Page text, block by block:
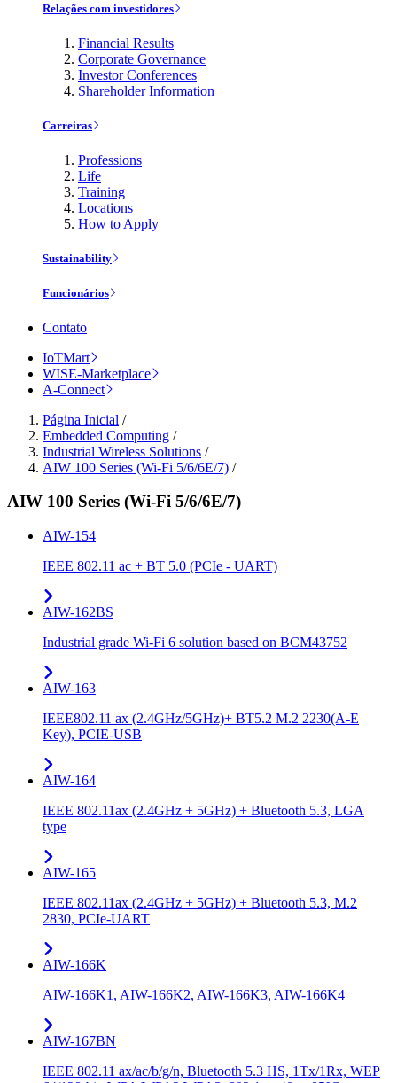
Relações com investidores
Financial Results
Corporate Governance
Investor Conferences
Shareholder Information
Carreiras
Professions
Life
Training
Locations
How to Apply
Sustainability
Funcionários
Contato
IoTMart
WISE-Marketplace
A-Connect
Página Inicial /
Embedded Computing /
Industrial Wireless Solutions /
AIW 100 Series (Wi-Fi 5/6/6E/7) /
AIW 100 Series (Wi-Fi 5/6/6E/7)
AIW-154
IEEE 802.11 ac + BT 5.0 (PCIe - UART)
AIW-162BS
Industrial grade Wi-Fi 6 solution based on BCM43752
AIW-163
IEEE802.11 ax (2.4GHz/5GHz)+ BT5.2 M.2 2230(A-E
Key), PCIE-USB
AIW-164
IEEE 802.11ax (2.4GHz + 5GHz) + Bluetooth 5.3, LGA
type
AIW-165
IEEE 802.11ax (2.4GHz + 5GHz) + Bluetooth 5.3, M.2
2830, PCIe-UART
AIW-166K
AIW-166K1, AIW-166K2, AIW-166K3, AIW-166K4
AIW-167BN
IEEE 802.11 ax/ac/b/g/n, Bluetooth 5.3 HS, 1Tx/1Rx, WEP